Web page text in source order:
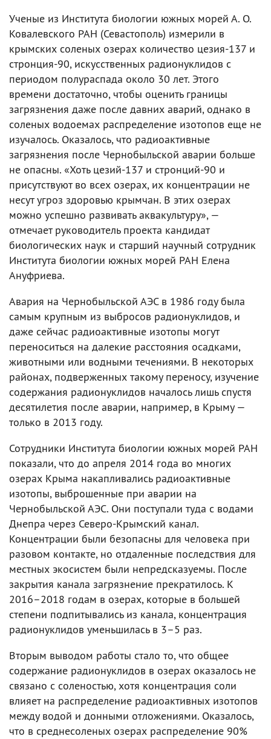
Ученые из Института биологии южных морей А. О.
Ковалевского РАН (Севастополь) измерили в
крымских соленых озерах количество цезия-137 и
стронция-90, искусственных радионуклидов с
периодом полураспада около 30 лет. Этого
времени достаточно, чтобы оценить границы
загрязнения даже после давних аварий, однако в
соленых водоемах распределение изотопов еще не
изучалось. Оказалось, что радиоактивные
загрязнения после Чернобыльской аварии больше
не опасны. «Хоть цезий-137 и стронций-90 и
присутствуют во всех озерах, их концентрации не
несут угроз здоровью крымчан. В этих озерах
можно успешно развивать аквакультуру», —
отмечает руководитель проекта кандидат
биологических наук и старший научный сотрудник
Института биологии южных морей РАН Елена
Ануфриева.
Авария на Чернобыльской АЭС в 1986 году была
самым крупным из выбросов радионуклидов, и
даже сейчас радиоактивные изотопы могут
переноситься на далекие расстояния осадками,
животными или водными течениями. В некоторых
районах, подверженных такому переносу, изучение
содержания радионуклидов началось лишь спустя
десятилетия после аварии, например, в Крыму —
только в 2013 году.
Сотрудники Института биологии южных морей РАН
показали, что до апреля 2014 года во многих
озерах Крыма накапливались радиоактивные
изотопы, выброшенные при аварии на
Чернобыльской АЭС. Они поступали туда с водами
Днепра через Северо-Крымский канал.
Концентрации были безопасны для человека при
разовом контакте, но отдаленные последствия для
местных экосистем были непредсказуемы. После
закрытия канала загрязнение прекратилось. К
2016–2018 годам в озерах, которые в большей
степени подпитывались из канала, концентрация
радионуклидов уменьшилась в 3–5 раз.
Вторым выводом работы стало то, что общее
содержание радионуклидов в озерах оказалось не
связано с соленостью, хотя концентрация соли
влияет на распределение радиоактивных изотопов
между водой и донными отложениями. Оказалось,
что в среднесоленых озерах распределение 90%